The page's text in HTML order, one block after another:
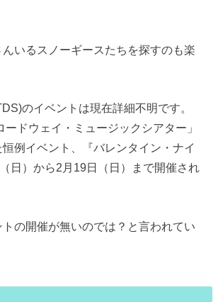
いるスノーギースたちを探すのも楽
のイベントは現在詳細不明です。
ドウェイ・ミュージックシアター」
例イベント、『バレンタイン・ナイ
日）から2月19日（日）まで開催され
の開催が無いのでは？と言われてい